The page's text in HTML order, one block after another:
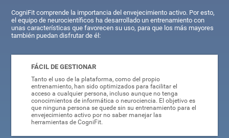
CogniFit comprende la importancia del envejecimiento activo. Por esto,
el equipo de neurocientíficos ha desarrollado un entrenamiento con
unas características que favorecen su uso, para que los más mayores
también puedan disfrutar de él:
FÁCIL DE GESTIONAR
Tanto el uso de la plataforma, como del propio
entrenamiento, han sido optimizados para facilitar el
acceso a cualquier persona, incluso aunque no tenga
conocimientos de informática o neurociencia. El objetivo es
que ninguna persona se quede sin su entrenamiento para el
envejecimiento activo por no saber manejar las
herramientas de CogniFit.